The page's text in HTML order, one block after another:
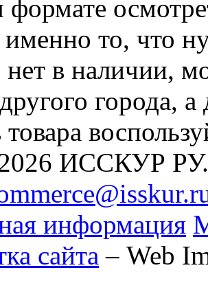
именно то, что
в наличии,
города,
ИССКУР РУ.
информация
сайта – Web